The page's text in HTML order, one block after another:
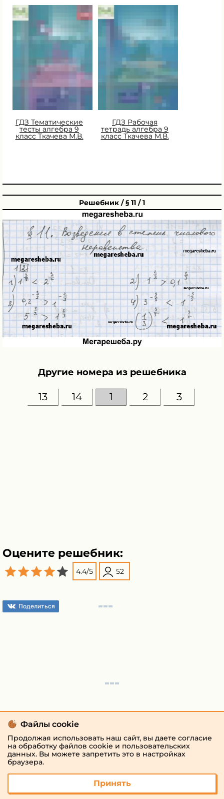
ГДЗ Тематические
тесты алгебра 9
класс Ткачева М.В.
ГДЗ Рабочая
тетрадь алгебра 9
класс Ткачева М.В.
Решебник / § 11 / 1
Другие номера из решебника
13 14 1 2 3
Оцените решебник:
4.4/5 52
Поделиться
Файлы cookie
Продолжая использовать наш сайт, вы даете согласие
на обработку файлов cookie и пользовательских
данных. Вы можете запретить это в настройках
браузера.
Принять